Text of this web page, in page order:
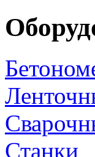
Станки